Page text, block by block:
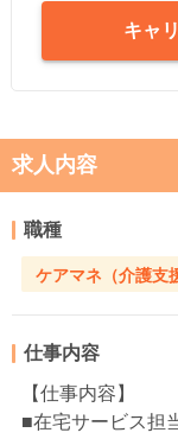
キャ
求人内容
職種
ケアマネ（介護支
仕事内容
【仕事内容】
■在宅サービス担